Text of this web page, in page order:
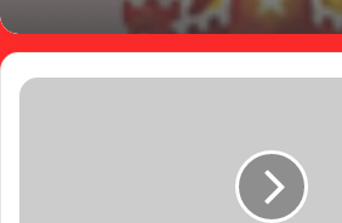
خطوة من المريخ تجاه